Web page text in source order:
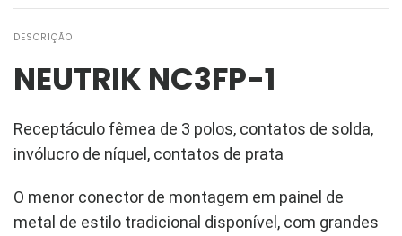
DESCRIÇÃO
NEUTRIK NC3FP-1
Receptáculo fêmea de 3 polos, contatos de solda,
invólucro de níquel, contatos de prata
O menor conector de montagem em painel de
metal de estilo tradicional disponível, com grandes